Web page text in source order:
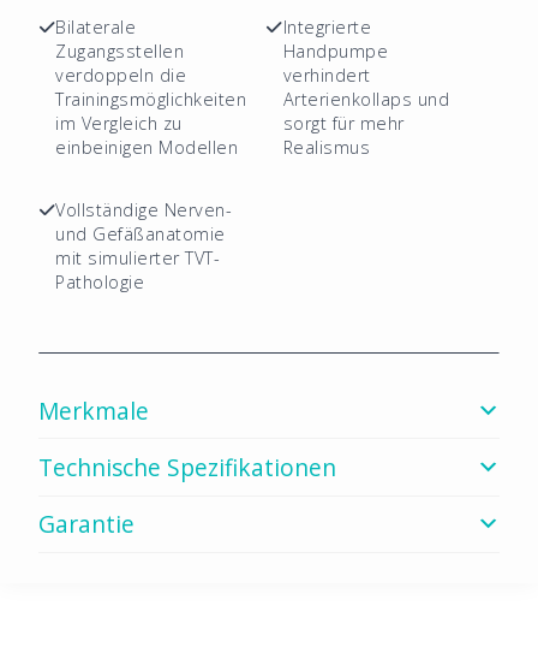
Menge
Bilaterale
Zugangsstellen
verdoppeln die
Trainingsmöglichkeiten
im Vergleich zu
einbeinigen Modellen
Integrierte
Handpumpe
verhindert
Arterienkollaps und
sorgt für mehr
Realismus
Vollständige Nerven-
und Gefäßanatomie
mit simulierter TVT-
Pathologie
Merkmale
Technische Spezifikationen
Garantie